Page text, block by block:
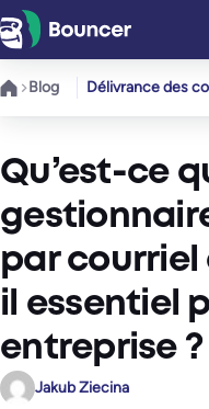
Aller
au
contenu
Blog Délivrance des
Qu’est-ce
par
il essentiel
entreprise ?
Jakub Ziecina